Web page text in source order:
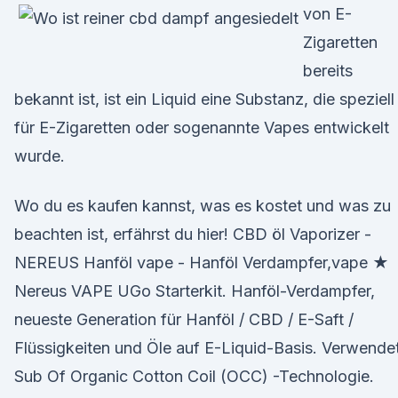
von E-
Zigaretten
bereits
bekannt ist, ist ein Liquid eine Substanz, die speziell
für E-Zigaretten oder sogenannte Vapes entwickelt
wurde.
Wo du es kaufen kannst, was es kostet und was zu
beachten ist, erfährst du hier! CBD öl Vaporizer -
NEREUS Hanföl vape - Hanföl Verdampfer,vape ★
Nereus VAPE UGo Starterkit. Hanföl-Verdampfer,
neueste Generation für Hanföl / CBD / E-Saft /
Flüssigkeiten und Öle auf E-Liquid-Basis.
Sub Of Organic Cotton Coil (OCC) -Technologie.